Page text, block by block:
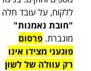
ללקוח, על עובד חלה
"חובת נאמנות"
מוגברת.פרסום
פוגעני מצידו אינו
רק עוולה של לשון